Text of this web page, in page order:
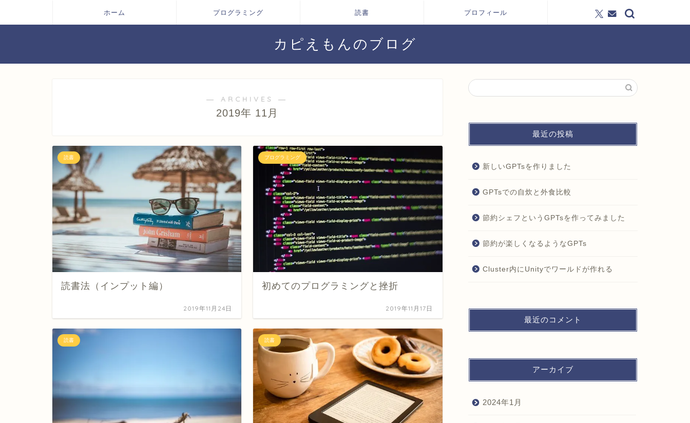
ホーム プログラミング 読書 プロフィール
カピえもんのブログ
― ARCHIVES ―
2019年 11月
読書
読書法（インプット編）
2019年11月24日
プログラミング
初めてのプログラミングと挫折
2019年11月17日
読書 読書
最近の投稿
新しいGPTsを作りました
GPTsでの自炊と外食比較
節約シェフというGPTsを作ってみました
節約が楽しくなるようなGPTs
Cluster内にUnityでワールドが作れる
最近のコメント
アーカイブ
2024年1月